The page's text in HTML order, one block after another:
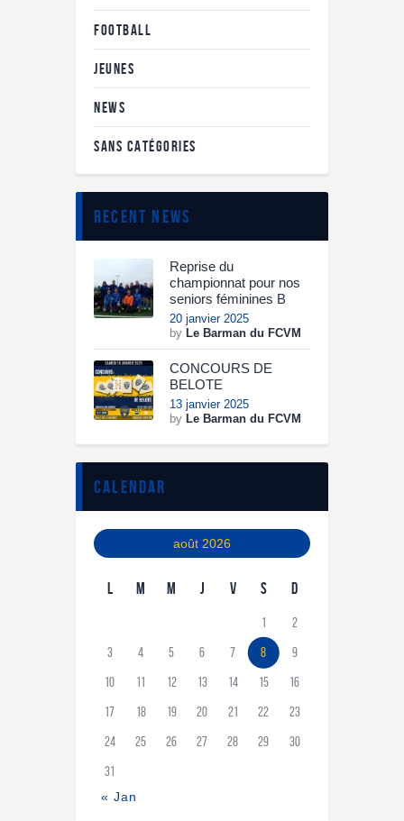
FOOTBALL
JEUNES
NEWS
SANS CATÉGORIES
recent news
Reprise du
championnat pour nos
seniors féminines B
20 janvier 2025
by Le Barman du FCVM
CONCOURS DE
BELOTE
13 janvier 2025
by Le Barman du FCVM
calendar
août 2026
L M M J V S D
1 2
3 4 5 6 7 8 9
10 11 12 13 14 15 16
17 18 19 20 21 22 23
24 25 26 27 28 29 30
31
« Jan